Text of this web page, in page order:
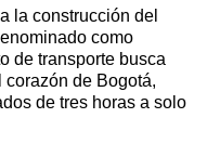
la construcción del
como
de transporte busca
de Bogotá,
de tres horas a solo